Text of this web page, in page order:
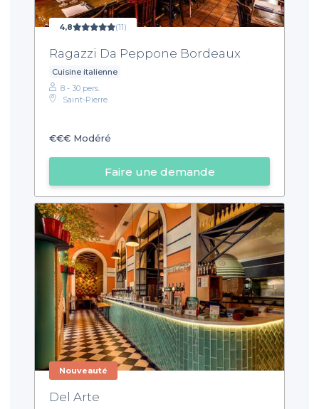
4,8 (11)
Ragazzi Da Peppone Bordeaux
Cuisine italienne
8 - 30 pers.
Saint-Pierre
€€€ Modéré
Faire une demande
Nouveauté
Del Arte